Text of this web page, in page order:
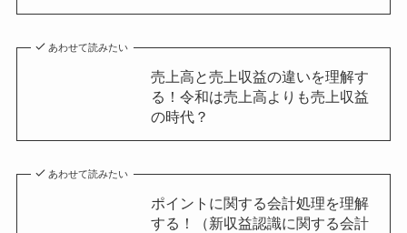
あわせて読みたい
売上高と売上収益の違いを理解す
る！令和は売上高よりも売上収益
の時代？
あわせて読みたい
ポイントに関する会計処理を理解
する！（新収益認識に関する会計